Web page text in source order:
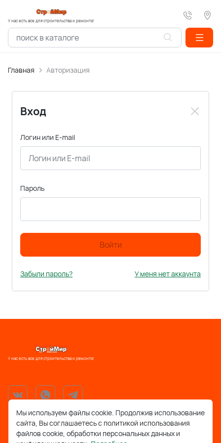
У нас есть все для строительства и ремонта!
Главная Авторизация
Вход
Логин или E-mail
Пароль
Войти
Забыли пароль? У меня нет аккаунта
У нас есть все для строительства и ремонта!
support@stroymir48.ru
Мы используем файлы cookie. Продолжив использование
сайта, Вы соглашаетесь с политикой использования
файлов cookie, обработки персональных данных и